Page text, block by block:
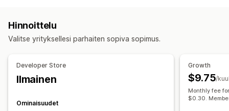
Tarjottavat palkkiot
Pisteet
Alennukset Kupongit Cash back
Ilmaiset tuotteet
Käyttö yksinoikeudella
Tapahtumat
Jäsenyydet Palvelut
Fyysiset tuotteet Mukautetut toistotilaukset
Kiinteä hinnoittelu
Kertamaksu
Mukautettu hinnoittelu
Hinnoittelu
Valitse yrityksellesi parhaiten sopiva sopimus.
Developer Store
Ilmainen
Ominaisuudet
Growth
$9.75/
Monthly fee
$0.30.